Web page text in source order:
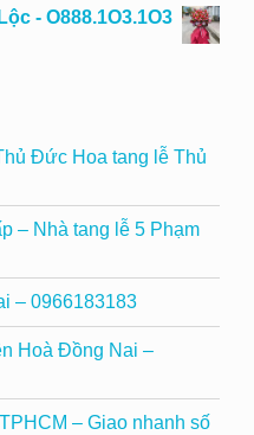
- O888.1O3.1O3
Đức Hoa tang lễ Thủ
– Nhà tang lễ 5 Phạm
– 0966183183
Hoà Đồng Nai –
– Giao nhanh số